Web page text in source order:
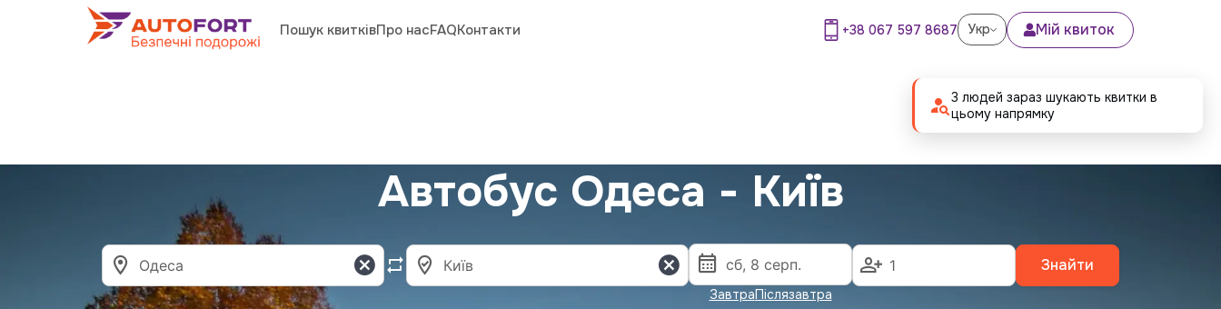
Пошук квитківПро насFAQКонтакти +38 067 597 8687 Укр Мій квиток
Автобус Одеса - Київ
ЗавтраПіслязавтра
Знайти
3 людей зараз шукають квитки в
цьому напрямку